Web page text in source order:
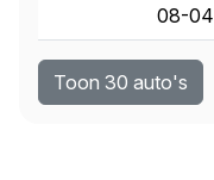
08-04
Toon 30 auto's